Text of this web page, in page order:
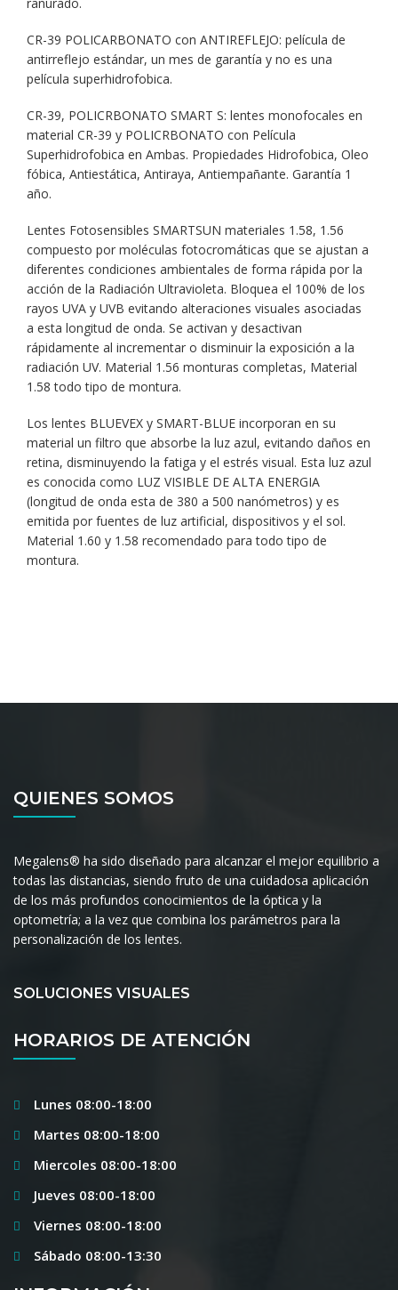
ranurado.
CR-39 POLICARBONATO con ANTIREFLEJO: película de
antirreflejo estándar, un mes de garantía y no es una
película superhidrofobica.
CR-39, POLICRBONATO SMART S: lentes monofocales en
material CR-39 y POLICRBONATO con Película
Superhidrofobica en Ambas. Propiedades Hidrofobica, Oleo
fóbica, Antiestática, Antiraya, Antiempañante. Garantía 1
año.
Lentes Fotosensibles SMARTSUN materiales 1.58, 1.56
compuesto por moléculas fotocromáticas que se ajustan a
diferentes condiciones ambientales de forma rápida por la
acción de la Radiación Ultravioleta. Bloquea el 100% de los
rayos UVA y UVB evitando alteraciones visuales asociadas
a esta longitud de onda. Se activan y desactivan
rápidamente al incrementar o disminuir la exposición a la
radiación UV. Material 1.56 monturas completas, Material
1.58 todo tipo de montura.
Los lentes BLUEVEX y SMART-BLUE incorporan en su
material un filtro que absorbe la luz azul, evitando daños en
retina, disminuyendo la fatiga y el estrés visual. Esta luz azul
es conocida como LUZ VISIBLE DE ALTA ENERGIA
(longitud de onda esta de 380 a 500 nanómetros) y es
emitida por fuentes de luz artificial, dispositivos y el sol.
Material 1.60 y 1.58 recomendado para todo tipo de
montura.
QUIENES SOMOS
Megalens® ha sido diseñado para alcanzar el mejor equilibrio a
todas las distancias, siendo fruto de una cuidadosa aplicación
de los más profundos conocimientos de la óptica y la
optometría; a la vez que combina los parámetros para la
personalización de los lentes.
SOLUCIONES VISUALES
HORARIOS DE ATENCIÓN
Lunes 08:00-18:00
Martes 08:00-18:00
Miercoles 08:00-18:00
Jueves 08:00-18:00
Viernes 08:00-18:00
Sábado 08:00-13:30